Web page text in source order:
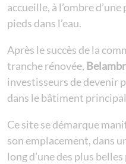
accueille, à l’ombre
pieds dans l’eau.
Après le succès de la
tranche rénovée,
investisseurs de devenir
dans le bâtiment
Ce site se démarque
son emplacement, dans
long d’une des plus